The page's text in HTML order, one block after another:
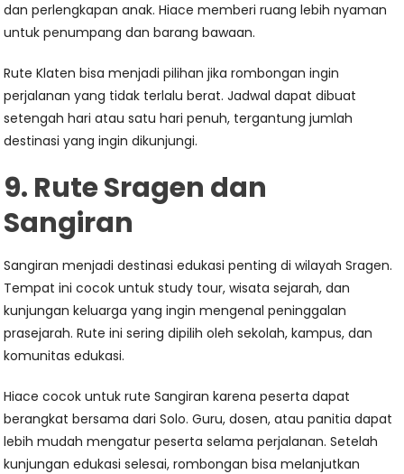
dan perlengkapan anak. Hiace memberi ruang lebih nyaman
untuk penumpang dan barang bawaan.
Rute Klaten bisa menjadi pilihan jika rombongan ingin
perjalanan yang tidak terlalu berat. Jadwal dapat dibuat
setengah hari atau satu hari penuh, tergantung jumlah
destinasi yang ingin dikunjungi.
9. Rute Sragen dan
Sangiran
Sangiran menjadi destinasi edukasi penting di wilayah Sragen.
Tempat ini cocok untuk study tour, wisata sejarah, dan
kunjungan keluarga yang ingin mengenal peninggalan
prasejarah. Rute ini sering dipilih oleh sekolah, kampus, dan
komunitas edukasi.
Hiace cocok untuk rute Sangiran karena peserta dapat
berangkat bersama dari Solo. Guru, dosen, atau panitia dapat
lebih mudah mengatur peserta selama perjalanan. Setelah
kunjungan edukasi selesai, rombongan bisa melanjutkan